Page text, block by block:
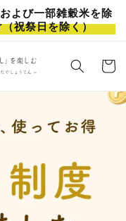
よび一部雑穀米を除
祝祭日を除く）
Cart